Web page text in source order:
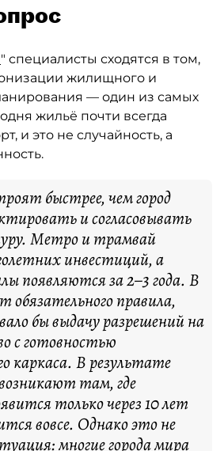
" специалисты сходятся в том,
жилищного и
— один из самых
жильё почти всегда
и это не случайность, а
быстрее, чем город
и согласовывать
Метро и трамвай
инвестиций, а
появляются за 2–3 года. В
обязательного правила,
бы выдачу разрешений на
с готовностью
каркаса. В результате
там, где
только через 10 лет
вовсе. Однако это не
многие города мира